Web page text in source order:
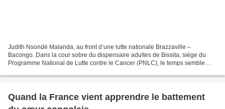
Judith Nsondé Malanda, au front d’une lutte nationale Brazzaville –
Bacongo. Dans la cour sobre du dispensaire adultes de Bissita, siège du
Programme National de Lutte contre le Cancer (PNLC), le temps semble
Quand la France vient apprendre le battement